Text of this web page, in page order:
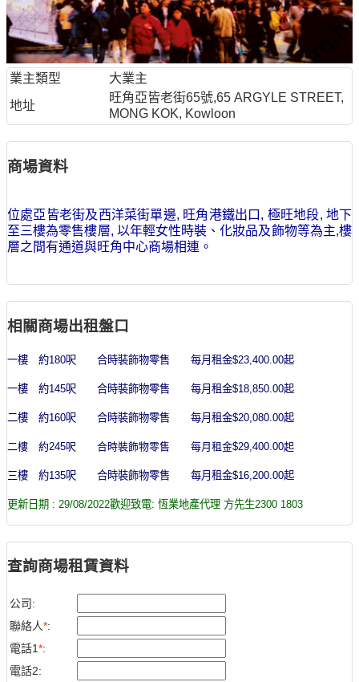
業主類型
大業主
地址
旺角亞皆老街65號,65 ARGYLE STREET,
MONG KOK, Kowloon
商場資料
位處亞皆老街及西洋菜街單邊, 旺角港鐵出口, 極旺地段, 地下
至三樓為零售樓層, 以年輕女性時裝、化妝品及飾物等為主,樓
層之間有通道與旺角中心商場相連。
相關商場出租盤口
一樓 約180呎 合時裝飾物零售 每月租金$23,400.00起
一樓 約145呎 合時裝飾物零售 每月租金$18,850.00起
二樓 約160呎 合時裝飾物零售 每月租金$20,080.00起
二樓 約245呎 合時裝飾物零售 每月租金$29,400.00起
三樓 約135呎 合時裝飾物零售 每月租金$16,200.00起
更新日期 : 29/08/2022歡迎致電: 恆業地產代理 方先生2300 1803
查詢商場租賃資料
公司:
聯絡人*:
電話1*:
電話2: